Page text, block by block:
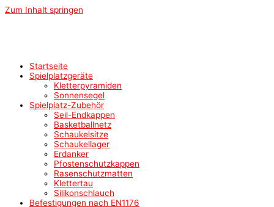
Zum Inhalt springen
Startseite
Spielplatzgeräte
Kletterpyramiden
Sonnensegel
Spielplatz-Zubehör
Seil-Endkappen
Basketballnetz
Schaukelsitze
Schaukellager
Erdanker
Pfostenschutzkappen
Rasenschutzmatten
Klettertau
Silikonschlauch
Befestigungen nach EN1176